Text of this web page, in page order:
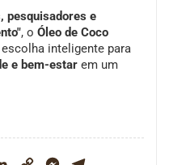
pesquisadores e
, o Óleo de Coco
inteligente para
e bem-estar em um